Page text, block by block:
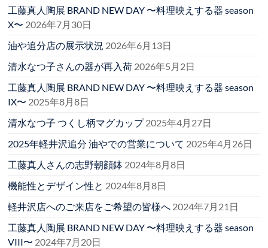
工藤真人陶展 BRAND NEW DAY 〜料理映えする器 season
X〜 2026年7月30日
油や追分店の展示状況 2026年6月13日
清水なつ子さんの器が再入荷 2026年5月2日
工藤真人陶展 BRAND NEW DAY 〜料理映えする器 season
IX〜 2025年8月8日
清水なつ子 つくし柄マグカップ2025年4月27日
2025年軽井沢追分 油やでの営業について 2025年4月26日
工藤真人さんの志野朝顔鉢 2024年8月8日
機能性とデザイン性と 2024年8月8日
軽井沢店へのご来店をご希望の皆様へ 2024年7月21日
工藤真人陶展 BRAND NEW DAY 〜料理映えする器 season
VIII〜 2024年7月20日